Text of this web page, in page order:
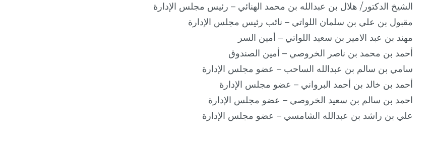
الشيخ الدكتور/ هلال بن عبدالله بن محمد الهنائي – رئيس مجلس الإدارة
مقبول بن علي بن سلمان اللواتي – نائب رئيس مجلس الإدارة
مهند بن عبد الامير بن سعيد اللواتي – أمين السر
أحمد بن محمد بن ناصر الخروصي – أمين الصندوق
سامي بن سالم بن عبدالله الساحب – عضو مجلس الإدارة
أحمد بن خالد بن أحمد البرواني – عضو مجلس الإدارة
احمد بن سالم بن سعيد الخروصي – عضو مجلس الإدارة
علي بن راشد بن عبدالله الشامسي – عضو مجلس الإدارة